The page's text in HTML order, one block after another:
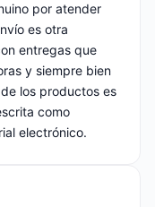
por atender
es otra
entregas que
y siempre bien
los productos es
como
electrónico.